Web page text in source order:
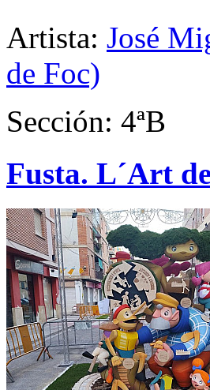
Artista: José
de Foc)
Sección: 4ªB
Fusta. L´Art